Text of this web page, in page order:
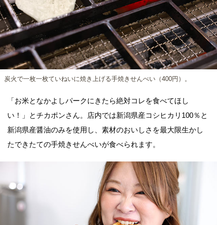
炭火で一枚一枚ていねいに焼き上げる手焼きせんべい（400円）。
「お米となかよしパークにきたら絶対コレを食べてほし
い！」とチカポンさん。店内では新潟県産コシヒカリ100％と
新潟県産醤油のみを使用し、素材のおいしさを最大限生かし
たできたての手焼きせんべいが食べられます。